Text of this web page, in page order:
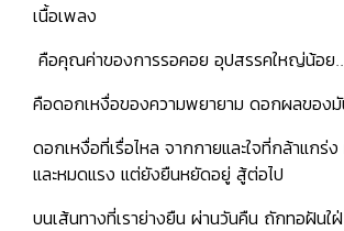
เนื้อเพลง
คือคุณค่าของการรอคอย อุปสรรคใหญ่น้อย
คือดอกเหงื่อของความพยายาม ดอกผลของมั
ดอกเหงื่อที่เรื่อไหล จากกายและใจที่กล้าแกร่
และหมดแรง แต่ยังยืนหยัดอยู่ สู้ต่อไป
บนเส้นทางที่เราย่างยืน ผ่านวันคืน ถักทอฝันใ